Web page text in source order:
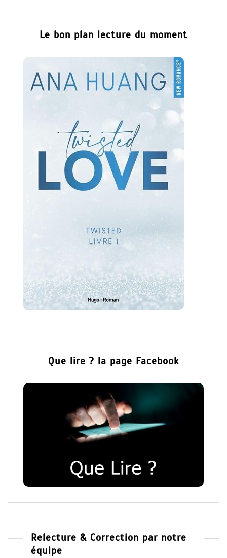
Le bon plan lecture du moment
Que lire ? la page Facebook
Relecture & Correction par notre
équipe